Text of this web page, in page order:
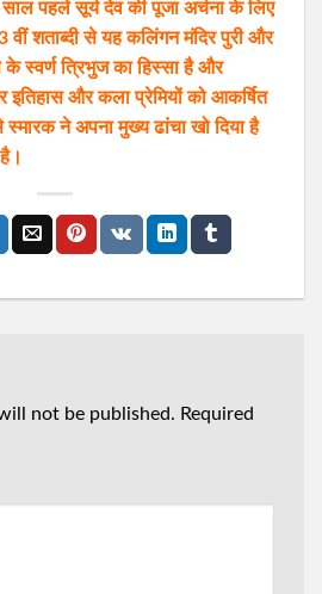
पहले सूर्य देव की पूजा अर्चना के लिए
वीं शताब्दी से यह कलिंगन मंदिर पुरी और
स्वर्ण त्रिभुज का हिस्सा है और
इतिहास और कला प्रेमियों को आकर्षित
ने अपना मुख्य ढांचा खो दिया है
not be published. Required